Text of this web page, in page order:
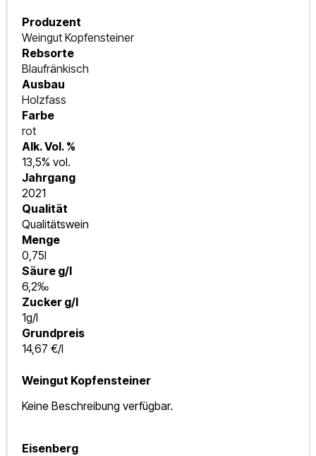
Produzent
Weingut Kopfensteiner
Rebsorte
Blaufränkisch
Ausbau
Holzfass
Farbe
rot
Alk. Vol. %
13,5% vol.
Jahrgang
2021
Qualität
Qualitätswein
Menge
0,75l
Säure g/l
6,2‰
Zucker g/l
1g/l
Grundpreis
14,67 €/l
Weingut Kopfensteiner
Keine Beschreibung verfügbar.
Eisenberg